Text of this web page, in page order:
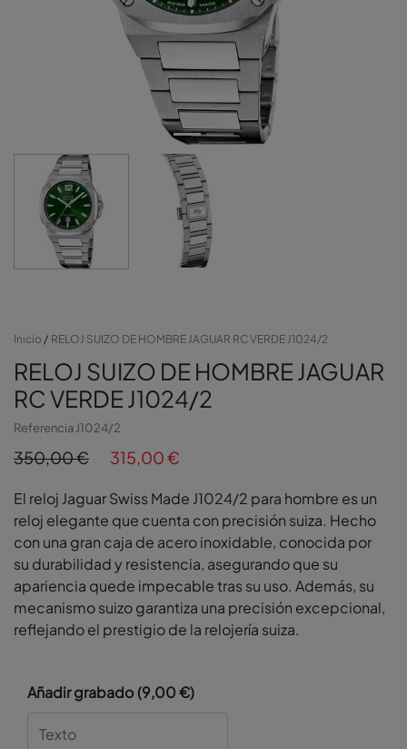
Inicio RELOJ SUIZO DE HOMBRE JAGUAR RC VERDE J1024/2
RELOJ SUIZO DE HOMBRE JAGUAR
RC VERDE J1024/2
Referencia J1024/2
350,00 € 315,00 €
El reloj Jaguar Swiss Made J1024/2 para hombre es un
reloj elegante que cuenta con precisión suiza. Hecho
con una gran caja de acero inoxidable, conocida por
su durabilidad y resistencia, asegurando que su
apariencia quede impecable tras su uso. Además, su
mecanismo suizo garantiza una precisión excepcional,
reflejando el prestigio de la relojería suiza.
Añadir grabado (9,00 €)